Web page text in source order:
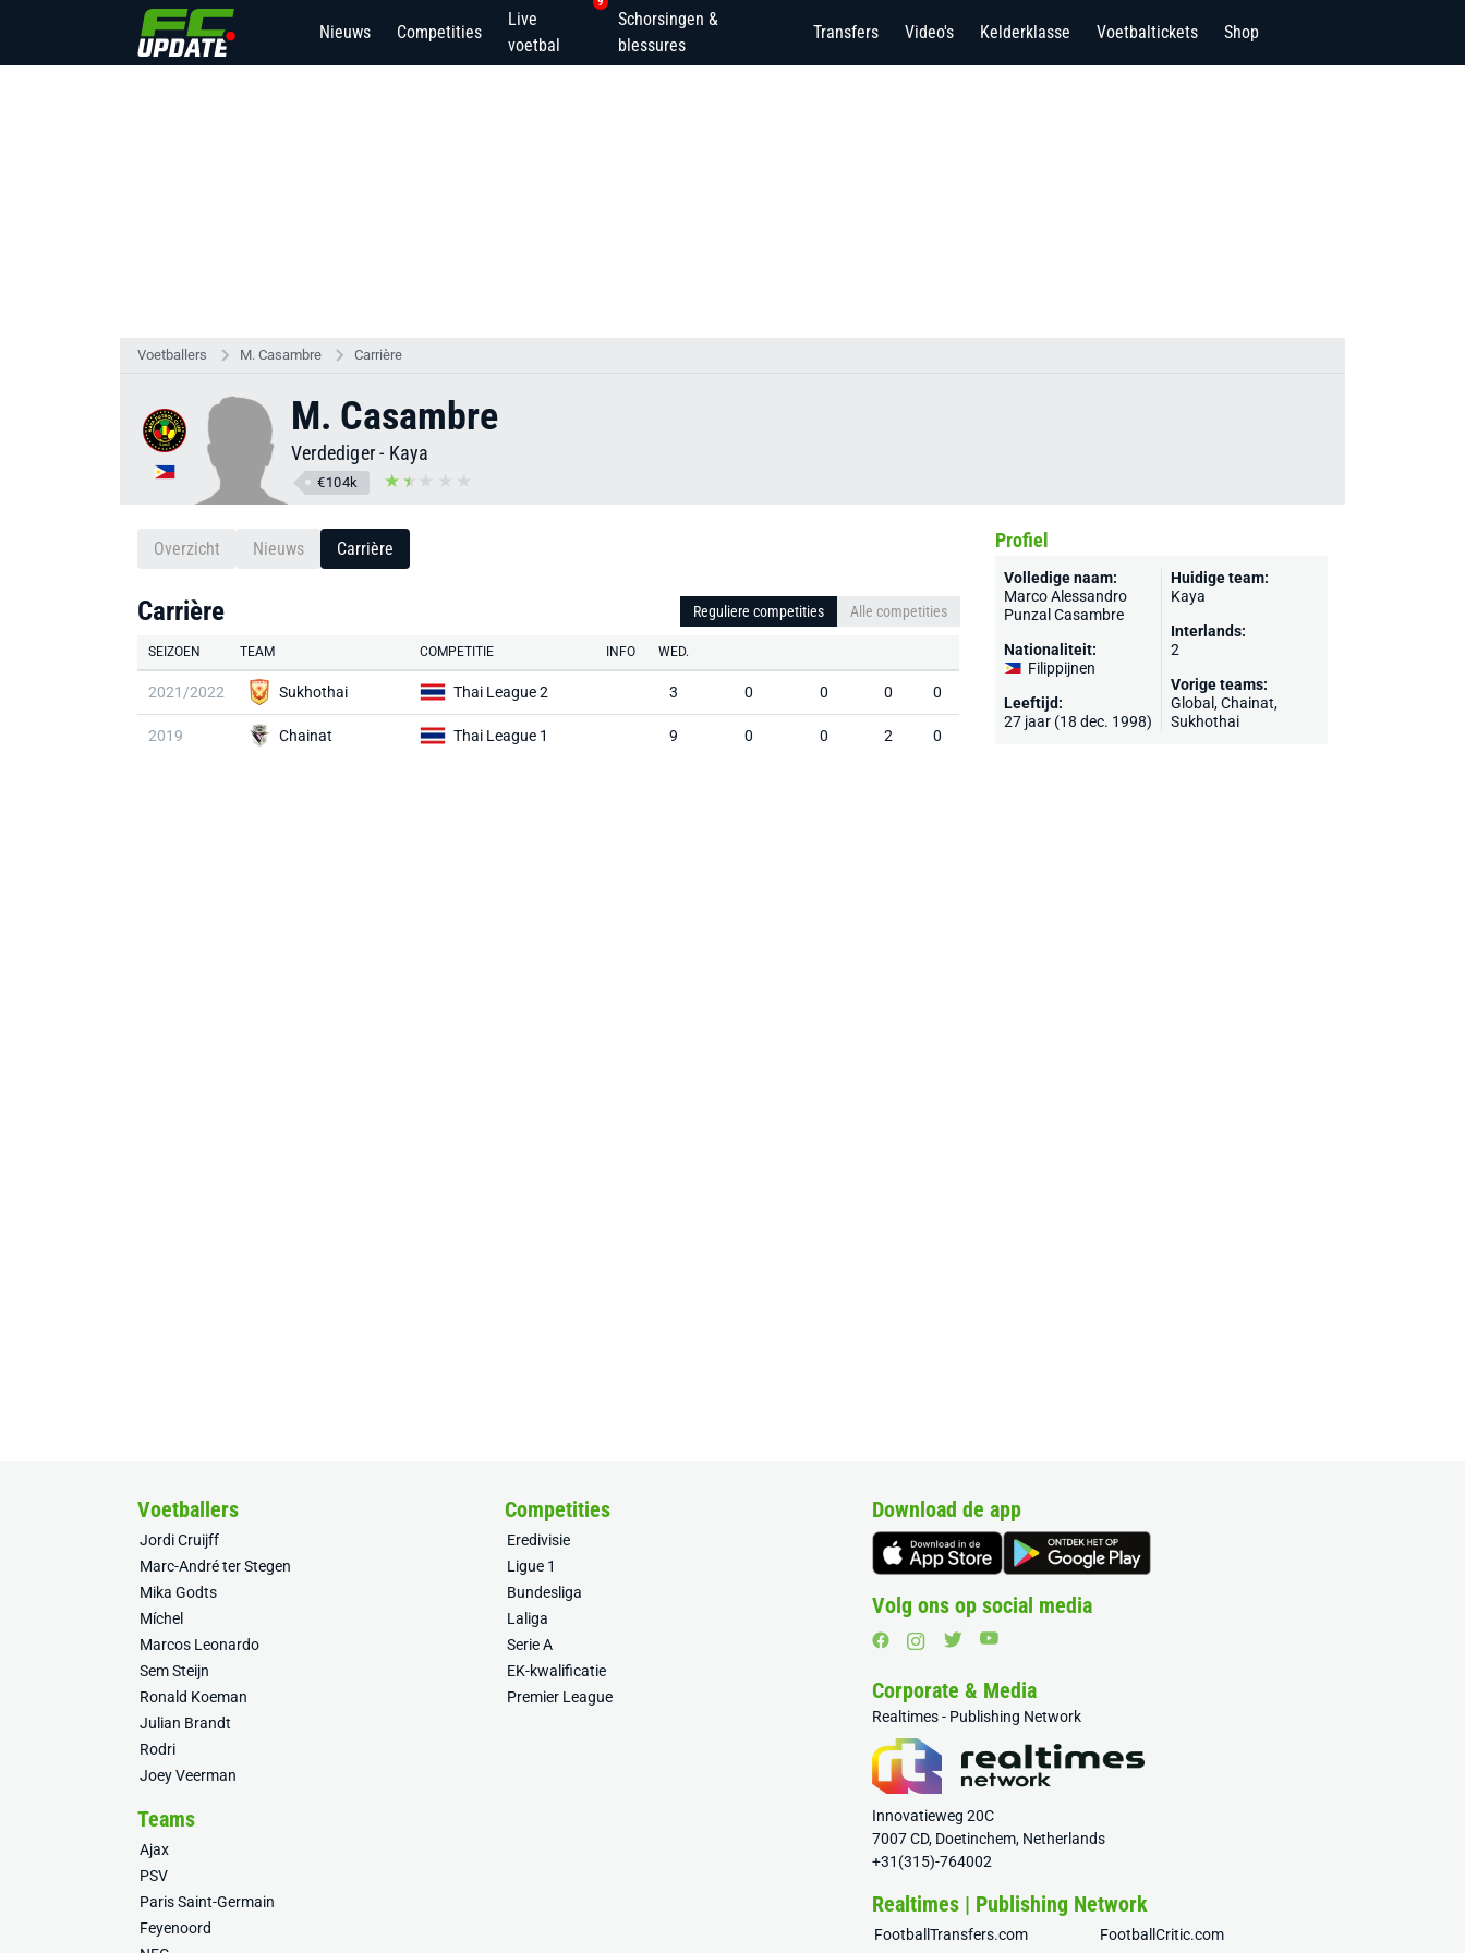
Nieuws Competities
Live
voetbal
Schorsingen &
blessures
Transfers Video's Kelderklasse Voetbaltickets Shop
Voetballers M. Casambre Carrière
M. Casambre
Verdediger- Kaya
€104k
Overzicht Nieuws Carrière
Carrière Reguliere competities Alle competities
SEIZOEN TEAM COMPETITIE INFO WED.
2021/2022 Sukhothai Thai League 2 3 0 0 0 0
2019 Chainat Thai League 1 9 0 0 2 0
Profiel
Volledige naam:
Marco Alessandro
Punzal Casambre
Nationaliteit:
Filippijnen
Leeftijd:
27 jaar (18 dec. 1998)
Huidige team:
Kaya
Interlands:
2
Vorige teams:
Global, Chainat,
Sukhothai
Voetballers
Jordi Cruijff
Marc-André ter Stegen
Mika Godts
Míchel
Marcos Leonardo
Sem Steijn
Ronald Koeman
Julian Brandt
Rodri
Joey Veerman
Competities
Eredivisie
Ligue 1
Bundesliga
Laliga
Serie A
EK-kwalificatie
Premier League
Teams
Ajax
PSV
Paris Saint-Germain
Feyenoord
Download de app
Volg ons op social media
Corporate & Media
Realtimes - Publishing Network
Innovatieweg 20C
7007 CD, Doetinchem, Netherlands
+31(315)-764002
Realtimes | Publishing Network
FootballTransfers.com
FootballCritic.com